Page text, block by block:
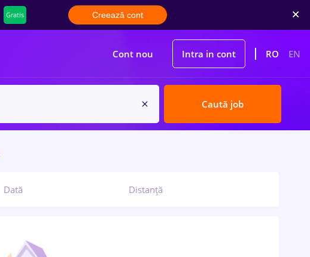
Gratis Creează cont
Cont nou Intra in cont RO EN
Caută job
Dată Distanță